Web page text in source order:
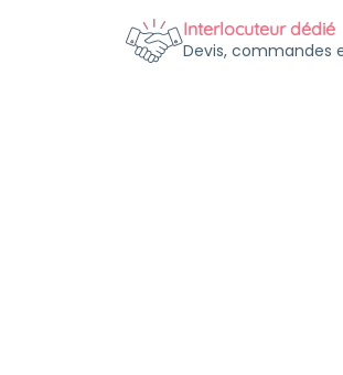
Interlocuteur dédié
Devis, commandes